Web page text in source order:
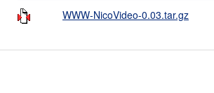
WWW-NicoVideo-0.03.tar.gz